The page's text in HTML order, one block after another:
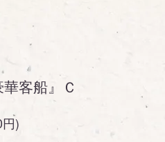
客船』Ｃ
)